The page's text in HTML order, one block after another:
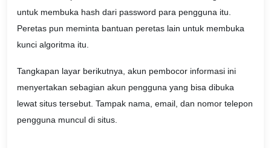
untuk membuka hash dari password para pengguna itu.
Peretas pun meminta bantuan peretas lain untuk membuka
kunci algoritma itu.
Tangkapan layar berikutnya, akun pembocor informasi ini
menyertakan sebagian akun pengguna yang bisa dibuka
lewat situs tersebut. Tampak nama, email, dan nomor telepon
pengguna muncul di situs.